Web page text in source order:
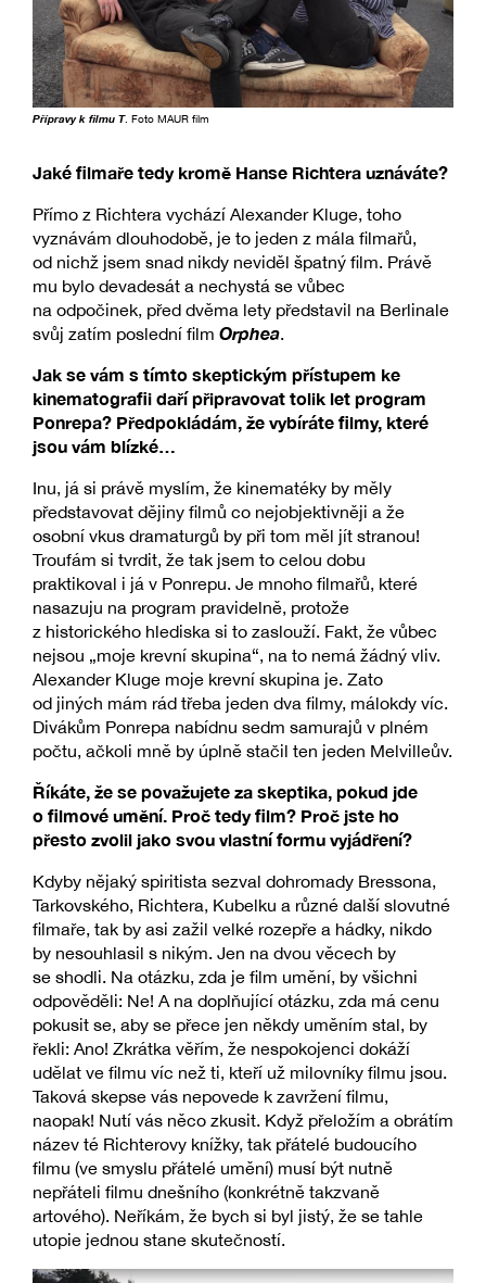
Přípravy k filmu T. Foto MAUR film
Jaké filmaře tedy kromě Hanse Richtera uznáváte?
Přímo z Richtera vychází Alexander Kluge, toho
vyznávám dlouhodobě, je to jeden z mála filmařů,
od nichž jsem snad nikdy neviděl špatný film. Právě
mu bylo devadesát a nechystá se vůbec
na odpočinek, před dvěma lety představil na Berlinale
svůj zatím poslední film Orphea.
Jak se vám s tímto skeptickým přístupem ke
kinematografii daří připravovat tolik let program
Ponrepa? Předpokládám, že vybíráte filmy, které
jsou vám blízké…
Inu, já si právě myslím, že kinematéky by měly
představovat dějiny filmů co nejobjektivněji a že
osobní vkus dramaturgů by při tom měl jít stranou!
Troufám si tvrdit, že tak jsem to celou dobu
praktikoval i já v Ponrepu. Je mnoho filmařů, které
nasazuju na program pravidelně, protože
z historického hlediska si to zaslouží. Fakt, že vůbec
nejsou „moje krevní skupina“, na to nemá žádný vliv.
Alexander Kluge moje krevní skupina je. Zato
od jiných mám rád třeba jeden dva filmy, málokdy víc.
Divákům Ponrepa nabídnu sedm samurajů v plném
počtu, ačkoli mně by úplně stačil ten jeden Melvilleův.
Říkáte, že se považujete za skeptika, pokud jde
o filmové umění. Proč tedy film? Proč jste ho
přesto zvolil jako svou vlastní formu vyjádření?
Kdyby nějaký spiritista sezval dohromady Bressona,
Tarkovského, Richtera, Kubelku a různé další slovutné
filmaře, tak by asi zažil velké rozepře a hádky, nikdo
by nesouhlasil s nikým. Jen na dvou věcech by
se shodli. Na otázku, zda je film umění, by všichni
odpověděli: Ne! A na doplňující otázku, zda má cenu
pokusit se, aby se přece jen někdy uměním stal, by
řekli: Ano! Zkrátka věřím, že nespokojenci dokáží
udělat ve filmu víc než ti, kteří už milovníky filmu jsou.
Taková skepse vás nepovede k zavržení filmu,
naopak! Nutí vás něco zkusit. Když přeložím a obrátím
název té Richterovy knížky, tak přátelé budoucího
filmu (ve smyslu přátelé umění) musí být nutně
nepřáteli filmu dnešního (konkrétně takzvaně
artového). Neříkám, že bych si byl jistý, že se tahle
utopie jednou stane skutečností.